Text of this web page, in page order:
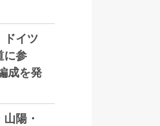
ドイツ
に参
成を発
陽・